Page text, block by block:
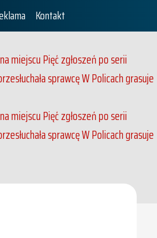
Kontakt
miejscu Pięć zgłoszeń po serii
sprawcęW Policach grasuje
miejscu Pięć zgłoszeń po serii
sprawcęW Policach grasuje